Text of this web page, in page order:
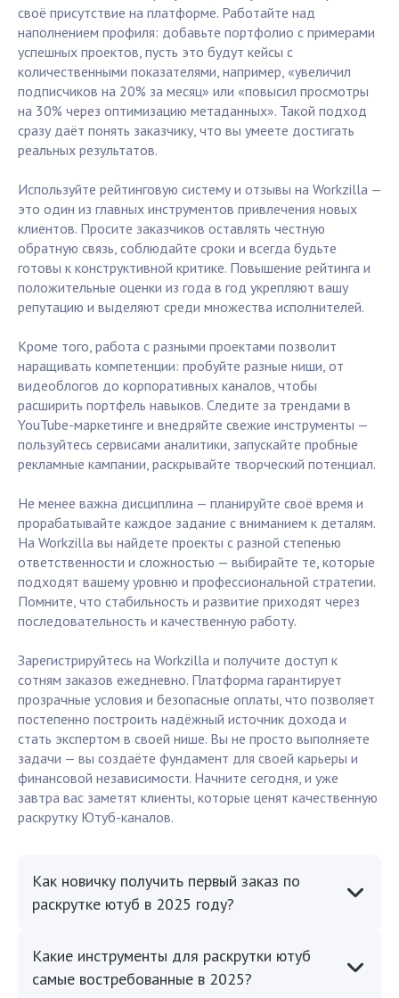
своё присутствие на платформе. Работайте над
наполнением профиля: добавьте портфолио с примерами
успешных проектов, пусть это будут кейсы с
количественными показателями, например, «увеличил
подписчиков на 20% за месяц» или «повысил просмотры
на 30% через оптимизацию метаданных». Такой подход
сразу даёт понять заказчику, что вы умеете достигать
реальных результатов.
Используйте рейтинговую систему и отзывы на Workzilla —
это один из главных инструментов привлечения новых
клиентов. Просите заказчиков оставлять честную
обратную связь, соблюдайте сроки и всегда будьте
готовы к конструктивной критике. Повышение рейтинга и
положительные оценки из года в год укрепляют вашу
репутацию и выделяют среди множества исполнителей.
Кроме того, работа с разными проектами позволит
наращивать компетенции: пробуйте разные ниши, от
видеоблогов до корпоративных каналов, чтобы
расширить портфель навыков. Следите за трендами в
YouTube-маркетинге и внедряйте свежие инструменты —
пользуйтесь сервисами аналитики, запускайте пробные
рекламные кампании, раскрывайте творческий потенциал.
Не менее важна дисциплина — планируйте своё время и
прорабатывайте каждое задание с вниманием к деталям.
На Workzilla вы найдете проекты с разной степенью
ответственности и сложностью — выбирайте те, которые
подходят вашему уровню и профессиональной стратегии.
Помните, что стабильность и развитие приходят через
последовательность и качественную работу.
Зарегистрируйтесь на Workzilla и получите доступ к
сотням заказов ежедневно. Платформа гарантирует
прозрачные условия и безопасные оплаты, что позволяет
постепенно построить надёжный источник дохода и
стать экспертом в своей нише. Вы не просто выполняете
задачи — вы создаёте фундамент для своей карьеры и
финансовой независимости. Начните сегодня, и уже
завтра вас заметят клиенты, которые ценят качественную
раскрутку Ютуб-каналов.
Как новичку получить первый заказ по
раскрутке ютуб в 2025 году?
Какие инструменты для раскрутки ютуб
самые востребованные в 2025?